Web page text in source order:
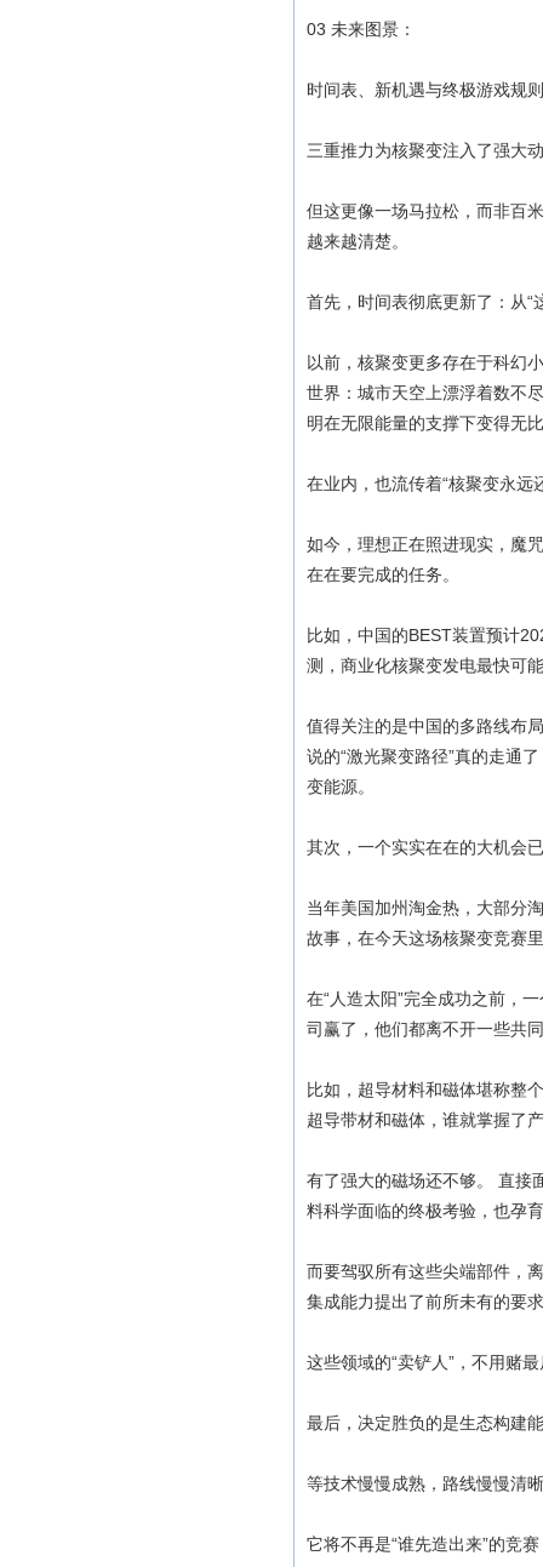
03 未来图景：
时间表、新机遇与终极游戏规则
三重推力为核聚变注入了强大
但这更像一场马拉松，而非百
越来越清楚。
首先，时间表彻底更新了：从“
以前，核聚变更多存在于科幻
世界：城市天空上漂浮着数不
明在无限能量的支撑下变得无
在业内，也流传着“核聚变永远
如今，理想正在照进现实，魔
在在要完成的任务。
比如，中国的BEST装置预计
测，商业化核聚变发电最快可
值得关注的是中国的多路线布
说的“激光聚变路径”真的走通
变能源。
其次，一个实实在在的大机会
当年美国加州淘金热，大部分
故事，在今天这场核聚变竞赛
在“人造太阳”完全成功之前，
司赢了，他们都离不开一些共
比如，超导材料和磁体堪称整
超导带材和磁体，谁就掌握了
有了强大的磁场还不够。 直接
料科学面临的终极考验，也孕
而要驾驭所有这些尖端部件，
集成能力提出了前所未有的要
这些领域的“卖铲人”，不用赌
最后，决定胜负的是生态构建
等技术慢慢成熟，路线慢慢清
它将不再是“谁先造出来”的竞